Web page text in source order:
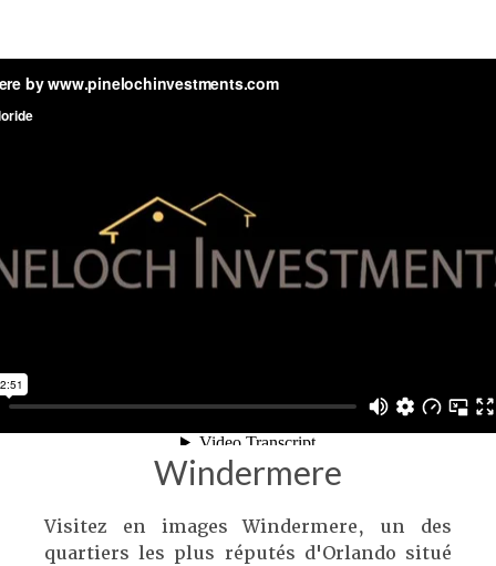
Windermere
Visitez en images Windermere, un des
quartiers les plus réputés d'Orlando situé